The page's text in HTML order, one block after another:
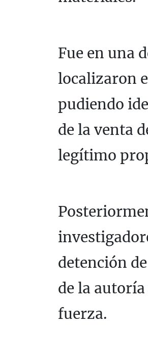
Fue en una
localizaron
pudiendo
de la venta
legítimo
detención
de la
fuerza.